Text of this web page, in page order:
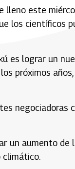
lleno este
los científicos
es lograr un
próximos
negociadoras
un aumento
climático.